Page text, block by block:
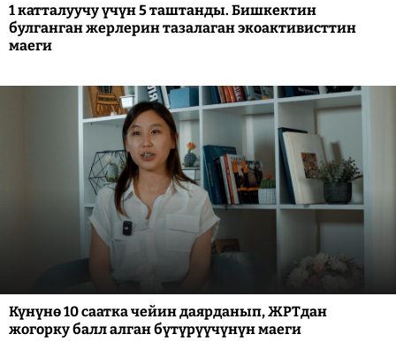
1 катталуучу үчүн 5 таштанды. Бишкектин
булганган жерлерин тазалаган экоактивисттин
маеги
Күнүнө 10 саатка чейин даярданып, ЖРТдан
жогорку балл алган бүтүрүүчүнүн маеги